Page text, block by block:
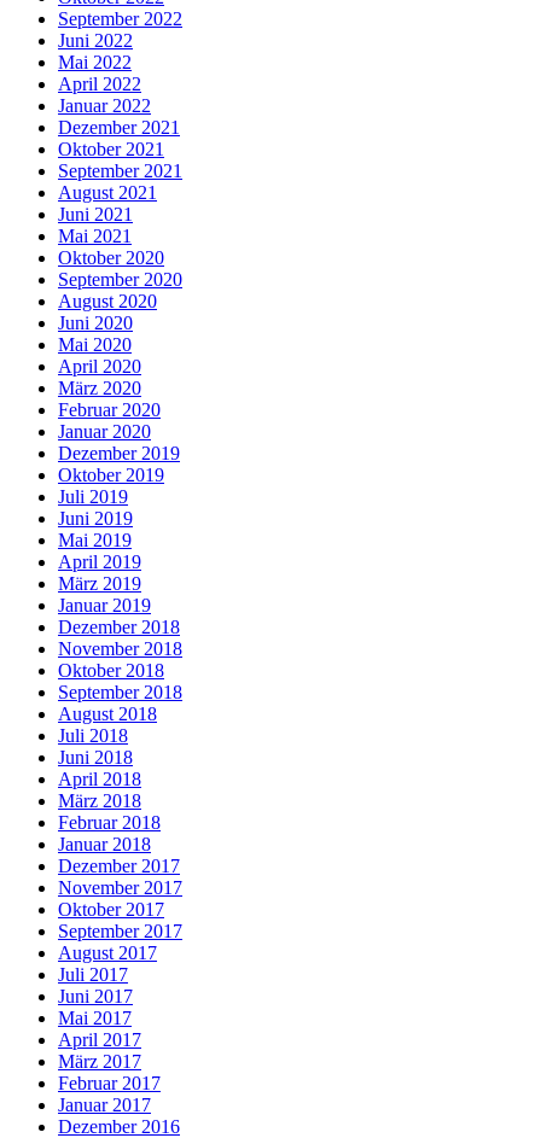
September 2022
Juni 2022
Mai 2022
April 2022
Januar 2022
Dezember 2021
Oktober 2021
September 2021
August 2021
Juni 2021
Mai 2021
Oktober 2020
September 2020
August 2020
Juni 2020
Mai 2020
April 2020
März 2020
Februar 2020
Januar 2020
Dezember 2019
Oktober 2019
Juli 2019
Juni 2019
Mai 2019
April 2019
März 2019
Januar 2019
Dezember 2018
November 2018
Oktober 2018
September 2018
August 2018
Juli 2018
Juni 2018
April 2018
März 2018
Februar 2018
Januar 2018
Dezember 2017
November 2017
Oktober 2017
September 2017
August 2017
Juli 2017
Juni 2017
Mai 2017
April 2017
März 2017
Februar 2017
Januar 2017
Dezember 2016